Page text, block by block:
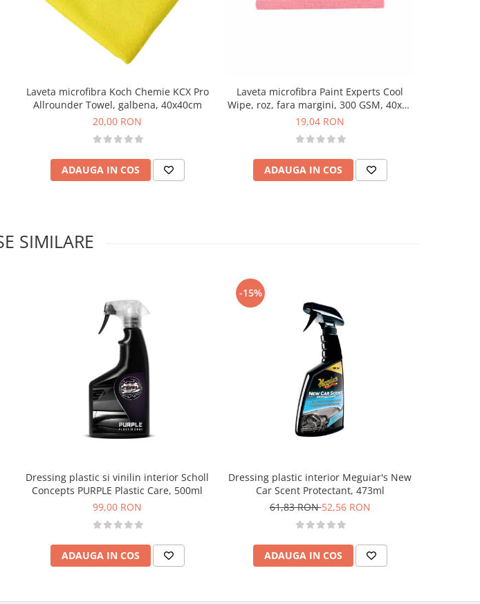
Laveta microfibra Koch Chemie KCX Pro
Allrounder Towel, galbena, 40x40cm
20,00 RON
ADAUGA IN COS
Laveta microfibra Paint Experts Cool
Wipe, roz, fara margini, 300 GSM, 40x40
cm
19,04 RON
ADAUGA IN COS
SIMILARE
Dressing plastic si vinilin interior Scholl
Concepts PURPLE Plastic Care, 500ml
99,00 RON
ADAUGA IN COS
-15%
Dressing plastic interior Meguiar's New
Car Scent Protectant, 473ml
61,83 RON52,56 RON
ADAUGA IN COS